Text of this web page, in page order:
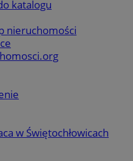
katalogu
nieruchomości
w Świętochłowicach